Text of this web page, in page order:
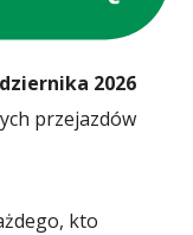
2026
przejazdów
kto